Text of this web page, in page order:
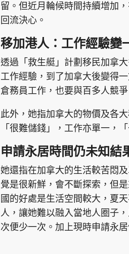
留。但近月輪候時間持續增加
回流決心。
移加港人：工作經驗變
透過「救生艇」計劃移民加拿
工作經驗，到了加拿大後變得
倉務員工作，也要與百多人競
此外，她指加拿大的物價及各
「很難儲錢」，工作亦單一，
申請永居時間仍未知結
她還指在加拿大的生活較苦悶
覺是很新鮮，會不斷探索，但
國的好處是生活空間較大，夏
人，讓她難以融入當地人圈子
次便少一次。加上現時申請永